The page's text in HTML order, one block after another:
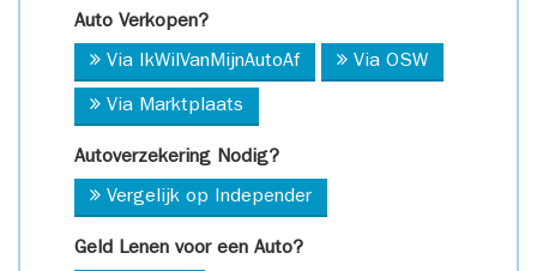
Auto Verkopen?
Via IkWilVanMijnAutoAf Via OSW
Via Marktplaats
Autoverzekering Nodig?
Vergelijk op Independer
Geld Lenen voor een Auto?